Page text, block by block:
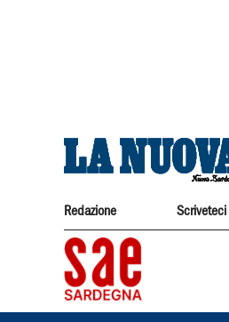
Redazione Scriveteci